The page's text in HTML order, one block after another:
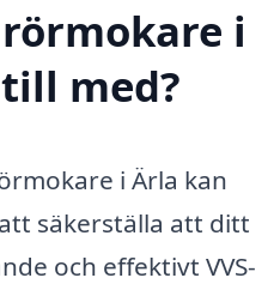
i
med?
i Ärla kan
säkerställa att ditt
och effektivt VVS-